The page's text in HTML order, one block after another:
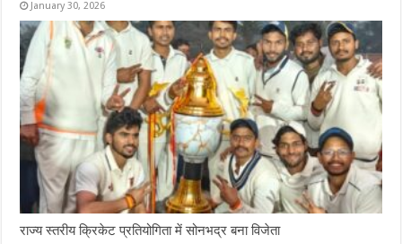
January 30, 2026
राज्य स्तरीय क्रिकेट प्रतियोगिता में सोनभद्र बना विजेता